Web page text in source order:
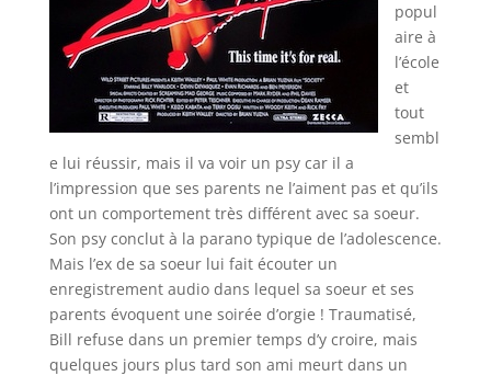
popul
aire à
l’école
et
tout
sembl
e lui réussir, mais il va voir un psy car il a
l’impression que ses parents ne l’aiment pas et qu’ils
ont un comportement très différent avec sa soeur.
Son psy conclut à la parano typique de l’adolescence.
Mais l’ex de sa soeur lui fait écouter un
enregistrement audio dans lequel sa soeur et ses
parents évoquent une soirée d’orgie ! Traumatisé,
Bill refuse dans un premier temps d’y croire, mais
quelques jours plus tard son ami meurt dans un